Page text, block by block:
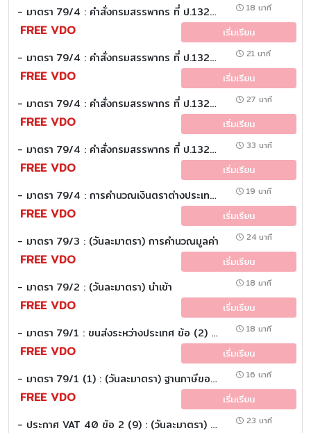
- มาตรา 79/4 : คำสั่งกรมสรรพากร ที่ ป.132/2548 ข้อ 7-9 (Part 2 of 2) : (วันละมาตรา) 18 นาที
FREE VDO เริ่มเรียน
- มาตรา 79/4 : คำสั่งกรมสรรพากร ที่ ป.132/2548 ข้อ 5-6 (Part 2 of 2) : (วันละมาตรา) 21 นาที
FREE VDO เริ่มเรียน
- มาตรา 79/4 : คำสั่งกรมสรรพากร ที่ ป.132/2548 ข้อ 4 (Part 2 of 2) : (วันละมาตรา) 27 นาที
FREE VDO เริ่มเรียน
- มาตรา 79/4 : คำสั่งกรมสรรพากร ที่ ป.132/2548 ข้อ 1-3 (Part 2 of 2) : (วันละมาตรา) 33 นาที
FREE VDO เริ่มเรียน
- มาตรา 79/4 : การคำนวณเงินตราต่างประเทศเป็นเงินไทย (Part 1 of 2) : (วันละมาตรา) 19 นาที
FREE VDO เริ่มเรียน
- มาตรา 79/3 : (วันละมาตรา) การคำนวณมูลค่า 24 นาที
FREE VDO เริ่มเรียน
- มาตรา 79/2 : (วันละมาตรา) นำเข้า 18 นาที
FREE VDO เริ่มเรียน
- มาตรา 79/1 : ขนส่งระหว่างประเทศ ข้อ (2) (3) : (วันละมาตรา) 18 นาที
FREE VDO เริ่มเรียน
- มาตรา 79/1 (1) : (วันละมาตรา) ฐานภาษีของกิจการเฉพาะอย่าง (การส่งออก) 16 นาที
FREE VDO เริ่มเรียน
- ประกาศ VAT 40 ข้อ 2 (9) : (วันละมาตรา) (Part 4 of 4) 23 นาที